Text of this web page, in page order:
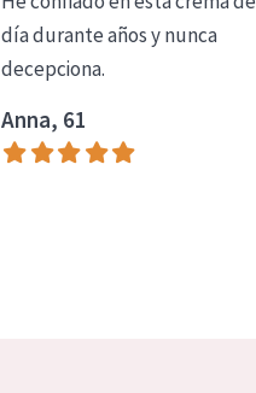
día durante años y nunca
decepciona.
Anna, 61